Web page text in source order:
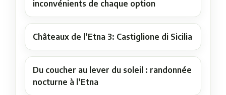
inconvénients de chaque option
Châteaux de l’Etna 3: Castiglione di Sicilia
Du coucher au lever du soleil : randonnée
nocturne à l’Etna